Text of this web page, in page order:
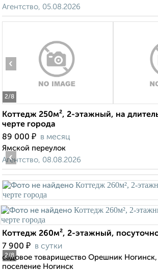
Агентство, 05.08.2026
2/8
‹
Коттедж 250м², 2-этажный, на
черте города
89 000 ₽ в месяц
Ямской переулок
Агентство, 08.08.2026
2/8
‹
Коттедж 260м², 2-этажный,
7 900 ₽ в сутки
садовое товарищество Орешник Ногинск,
поселение Ногинск